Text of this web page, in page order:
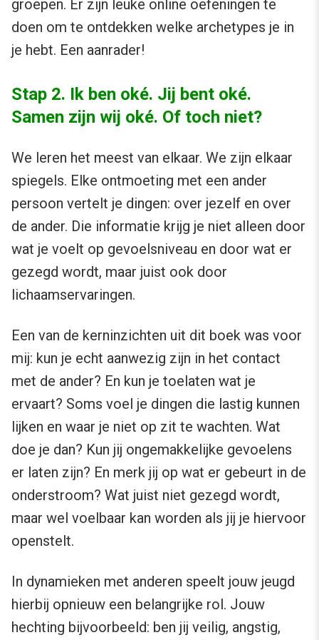
groepen. Er zijn leuke online oefeningen te
doen om te ontdekken welke archetypes je in
je hebt. Een aanrader!
Stap 2. Ik ben oké. Jij bent oké.
Samen zijn wij oké. Of toch niet?
We leren het meest van elkaar. We zijn elkaar
spiegels. Elke ontmoeting met een ander
persoon vertelt je dingen: over jezelf en over
de ander. Die informatie krijg je niet alleen door
wat je voelt op gevoelsniveau en door wat er
gezegd wordt, maar juist ook door
lichaamservaringen.
Een van de kerninzichten uit dit boek was voor
mij: kun je echt aanwezig zijn in het contact
met de ander? En kun je toelaten wat je
ervaart? Soms voel je dingen die lastig kunnen
lijken en waar je niet op zit te wachten. Wat
doe je dan? Kun jij ongemakkelijke gevoelens
er laten zijn? En merk jij op wat er gebeurt in de
onderstroom? Wat juist niet gezegd wordt,
maar wel voelbaar kan worden als jij je hiervoor
openstelt.
In dynamieken met anderen speelt jouw jeugd
hierbij opnieuw een belangrijke rol. Jouw
hechting bijvoorbeeld: ben jij veilig, angstig,